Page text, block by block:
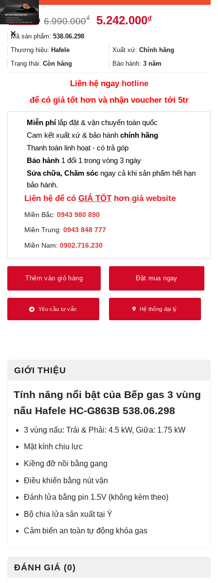
6.990.000₫
Giá
6.990.000₫.
5.242.000₫Giá
là:
5.242.000₫.
Mã sản phẩm: 538.06.298
Thương hiệu: Hafele Xuất xứ: Chính hãng
Trạng thái: Còn hàng Bảo hành: 3 năm
Liên hệ ngay hotline
để có giá tốt hơn và nhận voucher tới 5tr
Miễn phílắp đặt & vận chuyển toàn quốc
Cam kết xuất xứ & bảo hành chính hãng
Thanh toán linh hoạt - có trả góp
Bảo hành 1 đổi 1 trong vòng 3 ngày
Sửa chữa, Chăm sóc ngay cả khi sản phẩm hết hạn
bảo hành.
Liên hệ để có GIÁ TỐThơn giá website
Miền Bắc: 0943 980 890
Miền Trung: 0943 848 777
Miền Nam: 0902.716.230
Thêm vào giỏ hàng Đặt mua ngay
Yêu cầu tư vấn Hệ thống đại lý
GIỚI THIỆU
Tính năng nổi bật của Bếp gas 3 vùng
nấu Hafele HC-G863B 538.06.298
3 vùng nấu: Trái & Phải: 4.5 kW, Giữa: 1.75 kW
Mặt kính chịu lực
Kiềng đỡ nồi bằng gang
Điều khiển bằng nút vặn
Đánh lửa bằng pin 1.5V (không kèm theo)
Bộ chia lửa sản xuất tại Ý
Cảm biến an toàn tự động khóa gas
ĐÁNH GIÁ (0)
✕